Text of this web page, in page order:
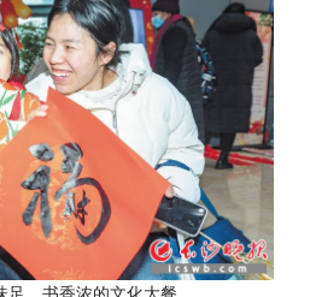
、书香浓的文化大餐。